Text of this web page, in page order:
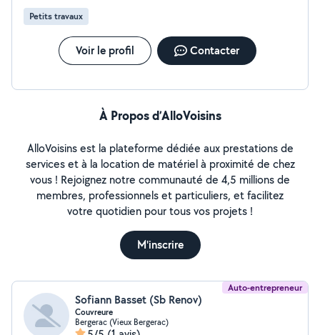
Petits travaux
Voir le profil Contacter
À Propos d’AlloVoisins
AlloVoisins est la plateforme dédiée aux prestations de
services et à la location de matériel à proximité de chez
vous ! Rejoignez notre communauté de 4,5 millions de
membres, professionnels et particuliers, et facilitez
votre quotidien pour tous vos projets !
M'inscrire
Auto-entrepreneur
Sofiann Basset (Sb Renov)
Couvreure
Bergerac (Vieux Bergerac)